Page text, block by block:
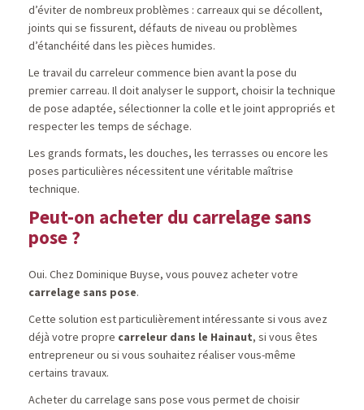
d’éviter de nombreux problèmes : carreaux qui se décollent,
joints qui se fissurent, défauts de niveau ou problèmes
d’étanchéité dans les pièces humides.
Le travail du carreleur commence bien avant la pose du
premier carreau. Il doit analyser le support, choisir la technique
de pose adaptée, sélectionner la colle et le joint appropriés et
respecter les temps de séchage.
Les grands formats, les douches, les terrasses ou encore les
poses particulières nécessitent une véritable maîtrise
technique.
Peut-on acheter du carrelage sans
pose ?
Oui. Chez Dominique Buyse, vous pouvez acheter votre
carrelage sans pose.
Cette solution est particulièrement intéressante si vous avez
déjà votre propre carreleur dans le Hainaut, si vous êtes
entrepreneur ou si vous souhaitez réaliser vous-même
certains travaux.
Acheter du carrelage sans pose vous permet de choisir